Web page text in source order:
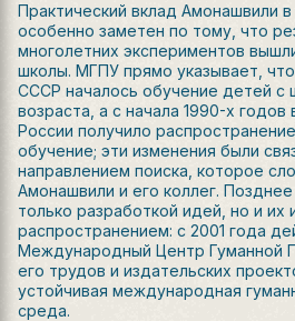
Практический вклад Амонашвили
особенно заметен по тому, что
многолетних экспериментов
школы. МГПУ прямо указывает,
СССР началось обучение детей с
возраста, а с начала 1990-х годов
России получило
обучение; эти изменения были
направлением поиска, которое
Амонашвили и его коллег.
только разработкой идей, но и их
распространением: с 2001 года
Международный Центр Гуманной
его трудов и издательских
устойчивая международная
среда.